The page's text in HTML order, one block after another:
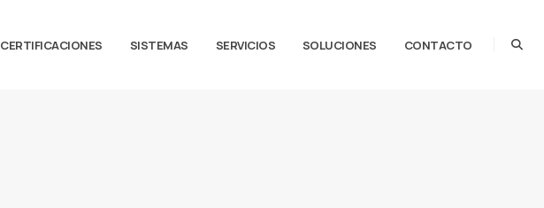
CERTIFICACIONES SISTEMAS SERVICIOS SOLUCIONES CONTACTO